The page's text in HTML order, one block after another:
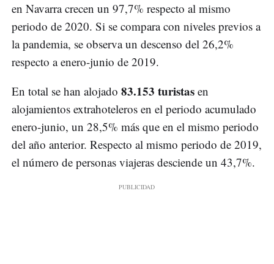
en Navarra crecen un 97,7% respecto al mismo
periodo de 2020. Si se compara con niveles previos a
la pandemia, se observa un descenso del 26,2%
respecto a enero-junio de 2019.
En total se han alojado 83.153 turistas en
alojamientos extrahoteleros en el periodo acumulado
enero-junio, un 28,5% más que en el mismo periodo
del año anterior. Respecto al mismo periodo de 2019,
el número de personas viajeras desciende un 43,7%.